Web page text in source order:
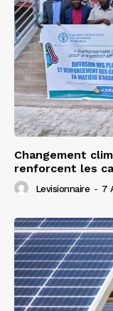
Changement
renforcent les
Levisionnaire - 7